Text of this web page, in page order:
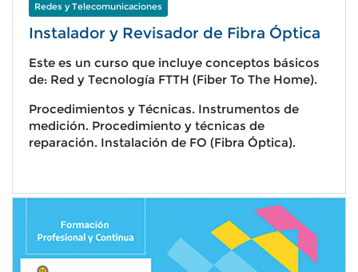
Redes y Telecomunicaciones
Instalador y Revisador de Fibra Óptica
Este es un curso que incluye conceptos básicos
de: Red y Tecnología FTTH (Fiber To The Home).
Procedimientos y Técnicas. Instrumentos de
medición. Procedimiento y técnicas de
reparación. Instalación de FO (Fibra Óptica).